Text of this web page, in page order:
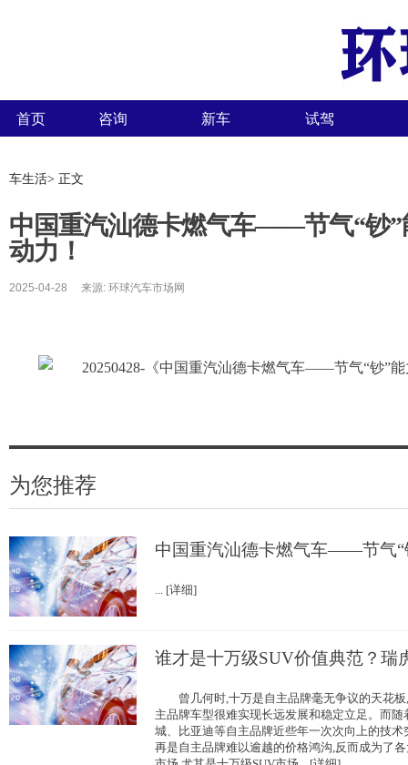
首页 咨询 新车 试驾
车生活> 正文
中国重汽汕德卡燃气车——节气“钞”
动力！
2025-04-28 来源: 环球汽车市场网
为您推荐
中国重汽汕德卡燃气车——节气“
... [详细]
谁才是十万级SUV价值典范？瑞
曾几何时,十万是自主品牌毫无争议的天花板
主品牌车型很难实现长远发展和稳定立足。而
城、比亚迪等自主品牌近些年一次次向上的技
再是自主品牌难以逾越的价格鸿沟,反而成为了